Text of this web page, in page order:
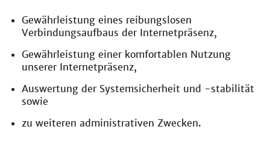
Gewährleistung eines reibungslosen
Verbindungsaufbaus der Internetpräsenz,
Gewährleistung einer komfortablen Nutzung
unserer Internetpräsenz,
Auswertung der Systemsicherheit und -stabilität
sowie
zu weiteren administrativen Zwecken.